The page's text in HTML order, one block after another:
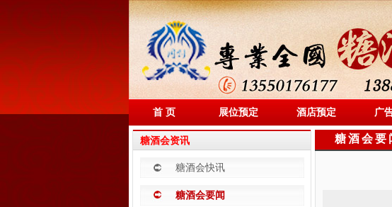
首 页 展位预定 酒店预定 广
糖酒会资讯
糖酒会快讯
糖酒会要闻
糖酒会要